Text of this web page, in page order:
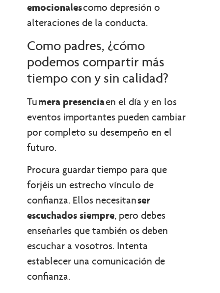
emocionalescomo depresión o
alteraciones de la conducta.
Como padres, ¿cómo
podemos compartir más
tiempo con y sin calidad?
Tumera presenciaen el día y en los
eventos importantes pueden cambiar
por completo su desempeño en el
futuro.
Procura guardar tiempo para que
forjéis un estrecho vínculo de
confianza. Ellos necesitanser
escuchados siempre, pero debes
enseñarles que también os deben
escuchar a vosotros. Intenta
establecer una comunicación de
confianza.